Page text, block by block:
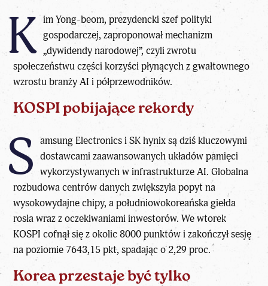
K im Yong-beom, prezydencki szef polityki
gospodarczej, zaproponował mechanizm
„dywidendy narodowej”, czyli zwrotu
społeczeństwu części korzyści płynących zgwałtownego
wzrostu branży AI i półprzewodników.
KOSPI pobijające rekordy
S amsung Electronics i SK hynix są dziś kluczowymi
dostawcami zaawansowanych układów pamięci
wykorzystywanych winfrastrukturze AI. Globalna
rozbudowa centrów danych zwiększyła popyt na
wysokowydajne chipy, a południowokoreańska giełda
rosła wraz z oczekiwaniami inwestorów. We wtorek
KOSPI cofnął się z okolic 8000 punktów i zakończył sesję
na poziomie 7643,15 pkt, spadając o 2,29 proc.
Korea przestaje być tylko